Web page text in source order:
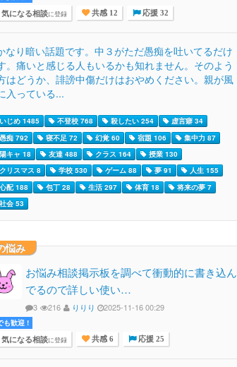
気になる相談に登録 共感 12 応援 32
り暗い話題です。中３がただ愚痴を吐いてるだけ
。痛いと感じる人もいるかも知れません。そのよう
はどうか、誹謗中傷だけはおやめください。親が風
入っている...
じめ 1485 不登校 768 殺したい 254
虚言癖 34
痴 792
寝不足 72 幻覚 60 宿題 106
集中力 87
キャ 18
友達 488 クラス 164
授業 130
リスマス 8
学校 530 ゲーム 88 夢 91
人生 155
配 188
包丁 28 生活 297 体育 18
将来の夢 7
会 53
悩み
お悩み相談掲示板を調べて衝動的に書き込ん
でるので詳しい使い…
3 216 りりり 2025-11-16 00:29
も歓迎 !
気になる相談に登録 共感 6 応援 25